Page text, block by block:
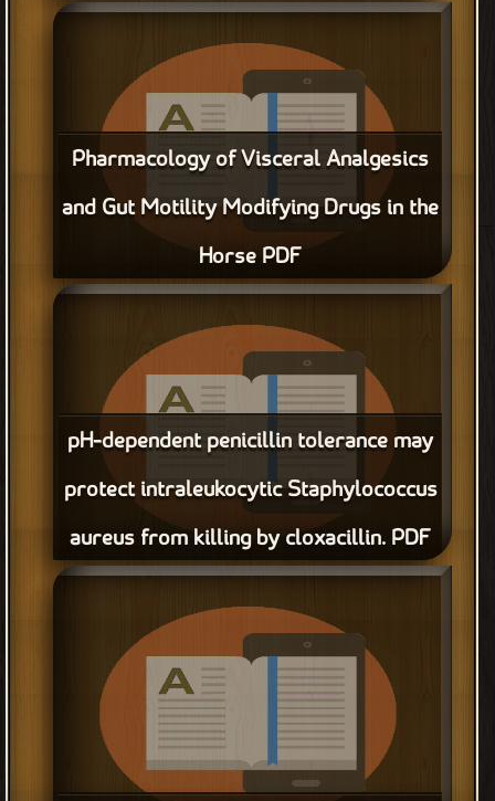
قراءة و تحميل كتاب Pharmacokinetics of thiamphenicol in veal
calves PDF مجانا
Pharmacology of Visceral Analgesics
and Gut Motility Modifying Drugs in the
Horse PDF
قراءة و تحميل كتاب Pharmacology of Visceral Analgesics and
Gut Motility Modifying Drugs in the Horse PDF مجانا
pH-dependent penicillin tolerance may
protect intraleukocytic Staphylococcus
aureus from killing by cloxacillin. PDF
قراءة و تحميل كتاب pH-dependent penicillin tolerance may
protect intraleukocytic Staphylococcus aureus from killing by
cloxacillin. PDF مجانا